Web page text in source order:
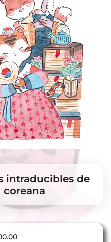
intraducibles de
coreana